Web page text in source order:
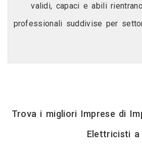
validi, capaci e abili
professionali suddivise per
Trova i migliori Imprese di
Elettricisti a